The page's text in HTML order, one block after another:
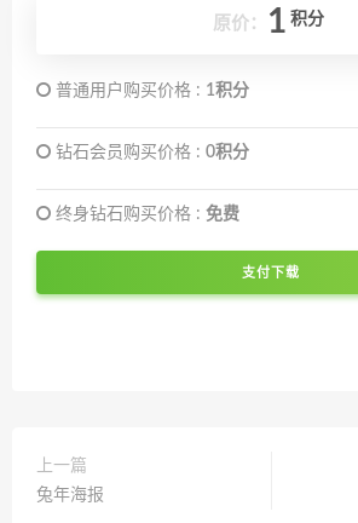
原价： 1 积分
普通用户购买价格 : 1积分
钻石会员购买价格 : 0积分
终身钻石购买价格 : 免费
支付下载
上一篇
兔年海报